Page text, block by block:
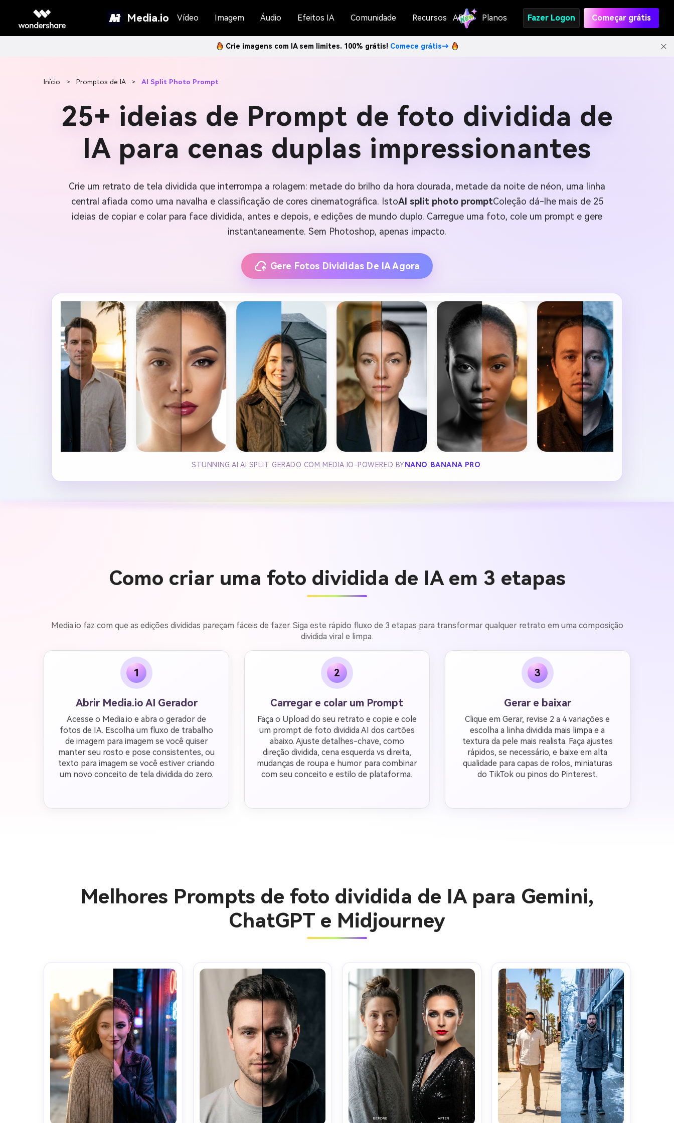
Media.io Vídeo Imagem Áudio Efeitos IA Comunidade Recursos API Planos Fazer Logon Começar grátis
Crie imagens com IA sem limites. 100% grátis! Comece grátis→
Início > Promptos de IA > AI Split Photo Prompt
25+ ideias de Prompt de foto dividida de
IA para cenas duplas impressionantes
Crie um retrato de tela dividida que interrompa a rolagem: metade do brilho da hora dourada, metade da noite de néon, uma linha
central afiada como uma navalha e classificação de cores cinematográfica. IstoAI split photo promptColeção dá-lhe mais de 25
ideias de copiar e colar para face dividida, antes e depois, e edições de mundo duplo. Carregue uma foto, cole um prompt e gere
instantaneamente. Sem Photoshop, apenas impacto.
Gere Fotos Divididas De IA Agora
STUNNING AI AI SPLIT GERADO COM MEDIA.IO-POWERED BY NANO BANANA PRO
Como criar uma foto dividida de IA em 3 etapas
Media.io faz com que as edições divididas pareçam fáceis de fazer. Siga este rápido fluxo de 3 etapas para transformar qualquer retrato em uma composição
dividida viral e limpa.
1
Abrir Media.io AI Gerador
Acesse o Media.io e abra o gerador de
fotos de IA. Escolha um fluxo de trabalho
de imagem para imagem se você quiser
manter seu rosto e pose consistentes, ou
texto para imagem se você estiver criando
um novo conceito de tela dividida do zero.
2
Carregar e colar um Prompt
Faça o Upload do seu retrato e copie e cole
um prompt de foto dividida AI dos cartões
abaixo. Ajuste detalhes-chave, como
direção dividida, cena esquerda vs direita,
mudanças de roupa e humor para combinar
com seu conceito e estilo de plataforma.
3
Gerar e baixar
Clique em Gerar, revise 2 a 4 variações e
escolha a linha dividida mais limpa e a
textura da pele mais realista. Faça ajustes
rápidos, se necessário, e baixe em alta
qualidade para capas de rolos, miniaturas
do TikTok ou pinos do Pinterest.
Melhores Prompts de foto dividida de IA para Gemini,
ChatGPT e Midjourney